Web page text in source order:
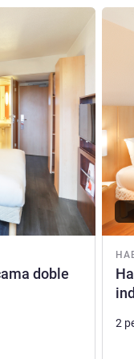
doble
Más
2